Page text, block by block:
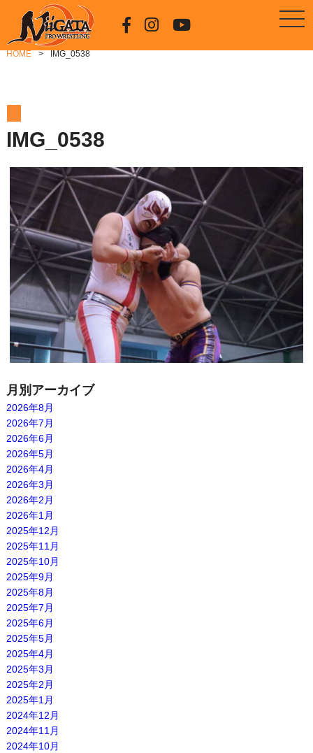
HOME IMG_0538
IMG_0538
月別アーカイブ
2026年8月
2026年7月
2026年6月
2026年5月
2026年4月
2026年3月
2026年2月
2026年1月
2025年12月
2025年11月
2025年10月
2025年9月
2025年8月
2025年7月
2025年6月
2025年5月
2025年4月
2025年3月
2025年2月
2025年1月
2024年12月
2024年11月
2024年10月